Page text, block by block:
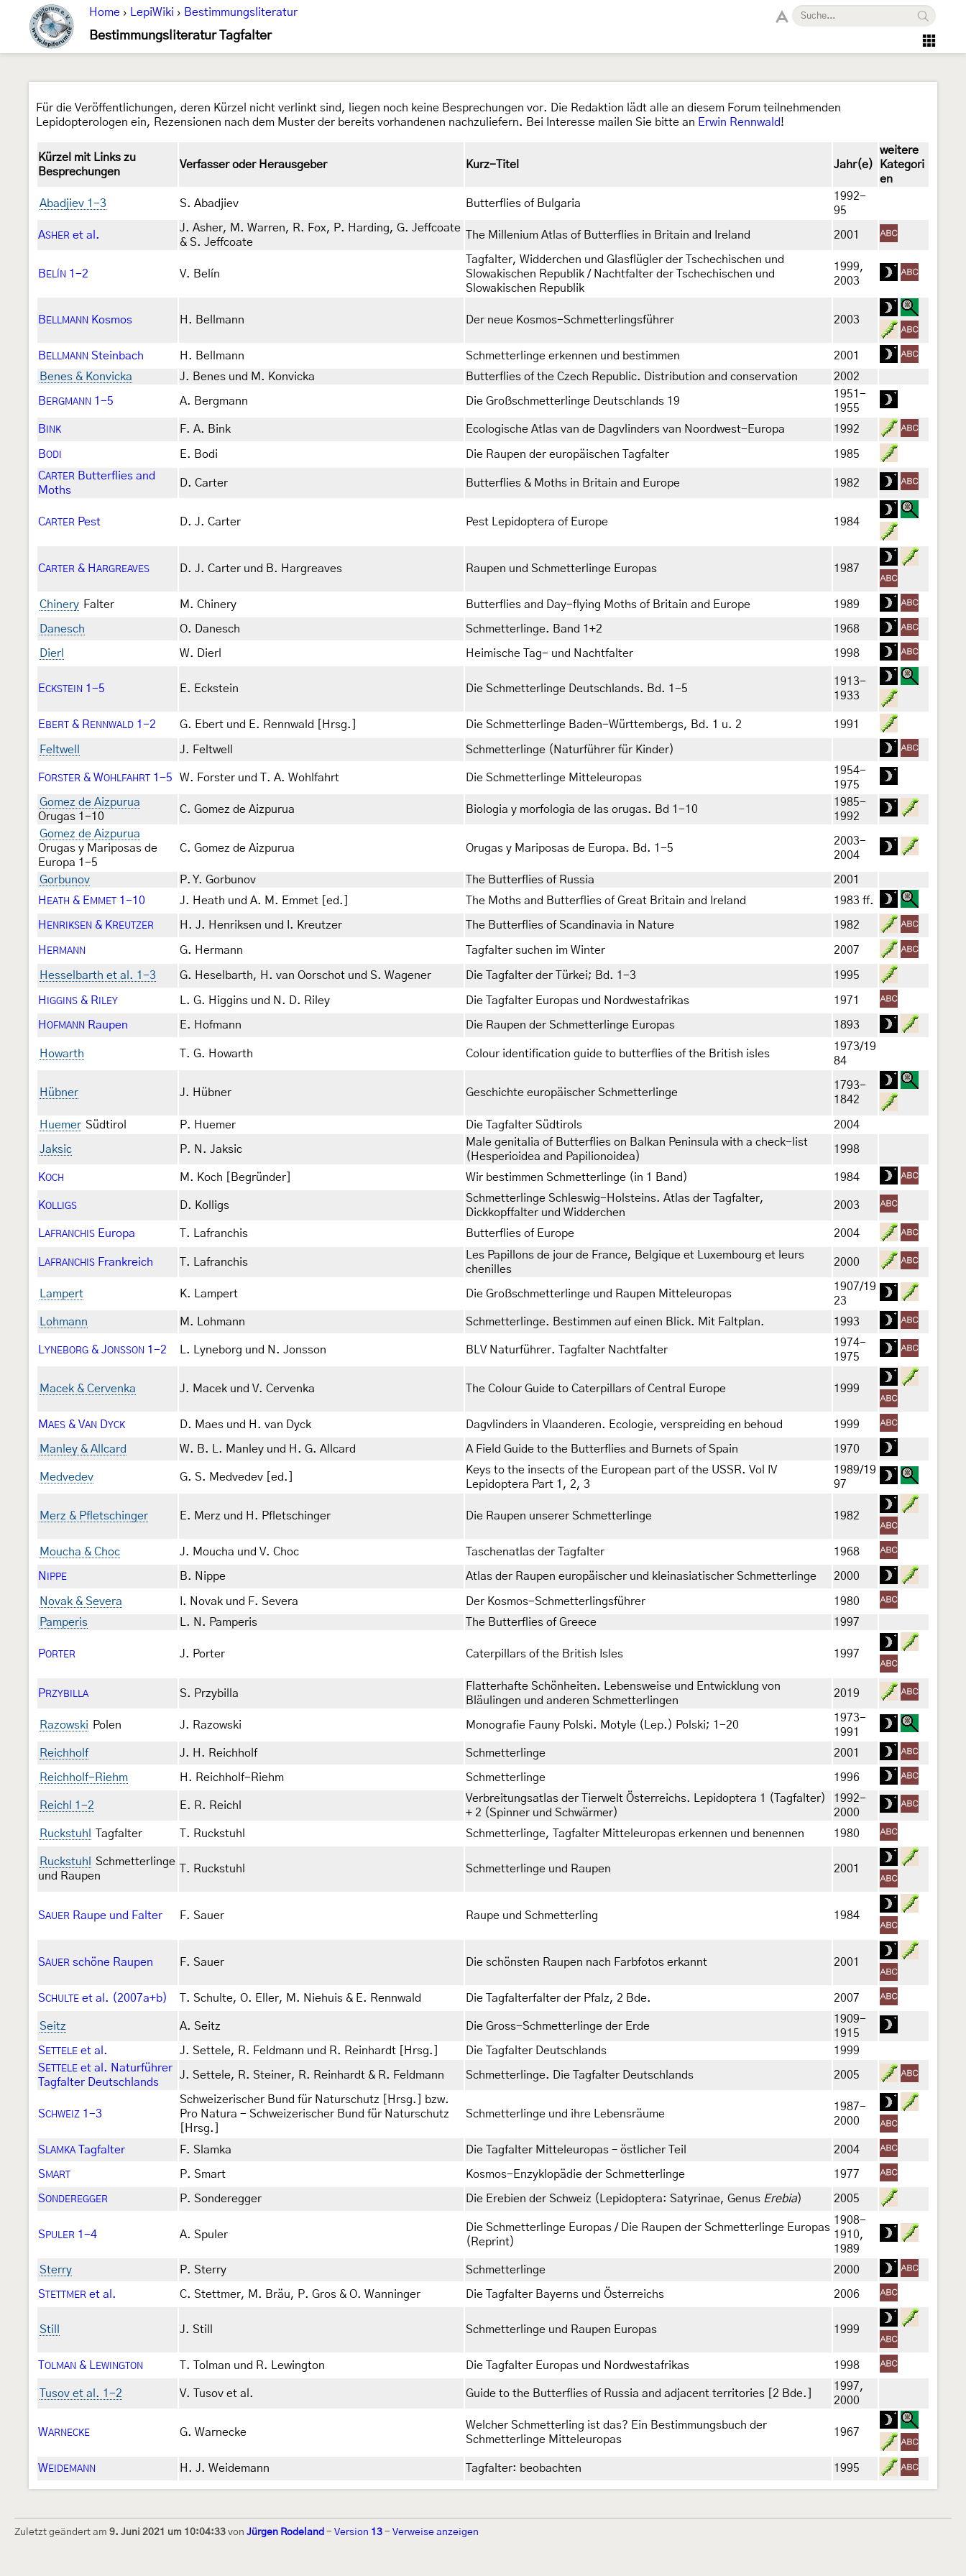
Home › LepiWiki › Bestimmungsliteratur
Bestimmungsliteratur Tagfalter
Für die Veröffentlichungen, deren Kürzel nicht verlinkt sind, liegen noch keine Besprechungen vor. Die Redaktion lädt alle an diesem Forum teilnehmenden
Lepidopterologen ein, Rezensionen nach dem Muster der bereits vorhandenen nachzuliefern. Bei Interesse mailen Sie bitte an Erwin Rennwald!
Kürzel mit Links zu
Besprechungen
Verfasser oder Herausgeber Kurz-Titel Jahr(e)
weitere
Kategori
en
Abadjiev 1-3 S. Abadjiev Butterflies of Bulgaria
1992-
95
ASHER et al.
J. Asher, M. Warren, R. Fox, P. Harding, G. Jeffcoate
& S. Jeffcoate
The Millenium Atlas of Butterflies in Britain and Ireland 2001
B ELÍN 1-2 V. Belín
Tagfalter, Widderchen und Glasflügler der Tschechischen und
Slowakischen Republik / Nachtfalter der Tschechischen und
Slowakischen Republik
1999,
2003
B ELLMANN Kosmos H. Bellmann Der neue Kosmos-Schmetterlingsführer 2003
B ELLMANN Steinbach H. Bellmann Schmetterlinge erkennen und bestimmen
2001
Benes & Konvicka
J. Benes und M. Konvicka Butterflies of the Czech Republic. Distribution and conservation 2002
B ERGMANN 1-5 A. Bergmann Die Großschmetterlinge Deutschlands 19
1951-
1955
B INK F. A. Bink Ecologische Atlas van de Dagvlinders van Noordwest-Europa 1992
BODI E. Bodi Die Raupen der europäischen Tagfalter
1985
CARTER Butterflies and
Moths
D. Carter Butterflies & Moths in Britain and Europe 1982
CARTER Pest D. J. Carter Pest Lepidoptera of Europe 1984
CARTER & H ARGREAVES D. J. Carter und B. Hargreaves Raupen und Schmetterlinge Europas 1987
Chinery Falter M. Chinery Butterflies and Day-flying Moths of Britain and Europe 1989
Danesch O. Danesch Schmetterlinge. Band 1+2 1968
Dierl W. Dierl Heimische Tag- und Nachtfalter 1998
ECKSTEIN 1-5 E. Eckstein Die Schmetterlinge Deutschlands. Bd. 1-5
1913-
1933
E BERT & R ENNWALD 1-2 G. Ebert und E. Rennwald [Hrsg.] Die Schmetterlinge Baden-Württembergs, Bd. 1 u. 2 1991
Feltwell J. Feltwell Schmetterlinge (Naturführer für Kinder)
FORSTER & WOHLFAHRT 1-5 W. Forster und T. A. Wohlfahrt Die Schmetterlinge Mitteleuropas
1954-
1975
Gomez de Aizpurua
Orugas 1-10
C. Gomez de Aizpurua Biologia y morfologia de las orugas. Bd 1-10
1985-
1992
Gomez de Aizpurua
Orugas y Mariposas de
Europa 1-5
C. Gomez de Aizpurua Orugas y Mariposas de Europa. Bd. 1-5
2003-
2004
Gorbunov P. Y. Gorbunov The Butterflies of Russia
2001
H EATH & E MMET 1-10 J. Heath und A. M. Emmet [ed.] The Moths and Butterflies of Great Britain and Ireland 1983 ff.
H ENRIKSEN & KREUTZER H. J. Henriksen und I. Kreutzer The Butterflies of Scandinavia in Nature 1982
H ERMANN G. Hermann Tagfalter suchen im Winter 2007
Hesselbarth et al. 1-3 G. Heselbarth, H. van Oorschot und S. Wagener Die Tagfalter der Türkei; Bd. 1-3 1995
H IGGINS & R ILEY L. G. Higgins und N. D. Riley Die Tagfalter Europas und Nordwestafrikas 1971
H OFMANN Raupen E. Hofmann Die Raupen der Schmetterlinge Europas 1893
Howarth T. G. Howarth Colour identification guide to butterflies of the British isles
1973/19
84
Hübner J. Hübner Geschichte europäischer Schmetterlinge
1793-
1842
Huemer Südtirol P. Huemer Die Tagfalter Südtirols 2004
Jaksic P. N. Jaksic
Male genitalia of Butterflies on Balkan Peninsula with a check-list
(Hesperioidea and Papilionoidea)
1998
KOCH M. Koch [Begründer] Wir bestimmen Schmetterlinge (in 1 Band) 1984
KOLLIGS D. Kolligs
Schmetterlinge Schleswig-Holsteins. Atlas der Tagfalter,
Dickkopffalter und Widderchen
2003
AFRANCHIS Europa T. Lafranchis Butterflies of Europe 2004
AFRANCHIS Frankreich T. Lafranchis
Les Papillons de jour de France, Belgique et Luxembourg et leurs
chenilles
2000
Lampert K. Lampert Die Großschmetterlinge und Raupen Mitteleuropas
1907/19
23
Lohmann
M. Lohmann Schmetterlinge. Bestimmen auf einen Blick. Mit Faltplan. 1993
YNEBORG & JONSSON 1-2 L. Lyneborg und N. Jonsson BLV Naturführer. Tagfalter Nachtfalter
1974-
1975
Macek & Cervenka J. Macek und V. Cervenka The Colour Guide to Caterpillars of Central Europe 1999
MAES & VAN DYCK D. Maes und H. van Dyck Dagvlinders in Vlaanderen. Ecologie, verspreiding en behoud 1999
Manley & Allcard W. B. L. Manley und H. G. Allcard A Field Guide to the Butterflies and Burnets of Spain 1970
Medvedev G. S. Medvedev [ed.]
Keys to the insects of the European part of the USSR. Vol IV
Lepidoptera Part 1, 2, 3
1989/19
97
Merz & Pfletschinger E. Merz und H. Pfletschinger Die Raupen unserer Schmetterlinge 1982
Moucha & Choc J. Moucha und V. Choc Taschenatlas der Tagfalter 1968
N IPPE B. Nippe Atlas der Raupen europäischer und kleinasiatischer Schmetterlinge 2000
Novak & Severa I. Novak und F. Severa Der Kosmos-Schmetterlingsführer
1980
Pamperis
L. N. Pamperis The Butterflies of Greece 1997
PORTER J. Porter Caterpillars of the British Isles 1997
PRZYBILLA S. Przybilla
Flatterhafte Schönheiten. Lebensweise und Entwicklung von
Bläulingen und anderen Schmetterlingen
2019
Razowski Polen J. Razowski Monografie Fauny Polski. Motyle (Lep.) Polski; 1-20
1973-
1991
Reichholf
J. H. Reichholf Schmetterlinge 2001
Reichholf-Riehm H. Reichholf-Riehm Schmetterlinge 1996
Reichl 1-2 E. R. Reichl
Verbreitungsatlas der Tierwelt Österreichs. Lepidoptera 1 (Tagfalter)
+ 2 (Spinner und Schwärmer)
1992-
2000
Ruckstuhl
Tagfalter T. Ruckstuhl Schmetterlinge, Tagfalter Mitteleuropas erkennen und benennen 1980
Ruckstuhl
Schmetterlinge
und Raupen
T. Ruckstuhl Schmetterlinge und Raupen 2001
SAUER Raupe und Falter F. Sauer Raupe und Schmetterling 1984
SAUER schöne Raupen F. Sauer Die schönsten Raupen nach Farbfotos erkannt 2001
SCHULTE et al. (2007a+b) T. Schulte, O. Eller, M. Niehuis & E. Rennwald Die Tagfalterfalter der Pfalz, 2 Bde. 2007
Seitz A. Seitz Die Gross-Schmetterlinge der Erde
1909-
1915
S ETTELE et al. J. Settele, R. Feldmann und R. Reinhardt [Hrsg.] Die Tagfalter Deutschlands
1999
S ETTELE et al. Naturführer
Tagfalter Deutschlands
J. Settele, R. Steiner, R. Reinhardt & R. Feldmann Schmetterlinge. Die Tagfalter Deutschlands 2005
SCHWEIZ 1-3
Schweizerischer Bund für Naturschutz [Hrsg.] bzw.
Pro Natura - Schweizerischer Bund für Naturschutz
[Hrsg.]
Schmetterlinge und ihre Lebensräume
1987-
2000
S LAMKA Tagfalter F. Slamka Die Tagfalter Mitteleuropas – östlicher Teil 2004
S MART P. Smart Kosmos-Enzyklopädie der Schmetterlinge 1977
SONDEREGGER P. Sonderegger Die Erebien der Schweiz (Lepidoptera: Satyrinae, Genus Erebia) 2005
S PULER 1-4 A. Spuler
Die Schmetterlinge Europas / Die Raupen der Schmetterlinge Europas
(Reprint)
1908-
1910,
1989
Sterry
P. Sterry Schmetterlinge 2000
S TETTMER et al. C. Stettmer, M. Bräu, P. Gros & O. Wanninger Die Tagfalter Bayerns und Österreichs 2006
Still J. Still Schmetterlinge und Raupen Europas 1999
OLMAN & L EWINGTON T. Tolman und R. Lewington Die Tagfalter Europas und Nordwestafrikas 1998
Tusov et al. 1-2 V. Tusov et al. Guide to the Butterflies of Russia and adjacent territories [2 Bde.]
1997,
2000
WARNECKE G. Warnecke
Welcher Schmetterling ist das? Ein Bestimmungsbuch der
Schmetterlinge Mitteleuropas
1967
W EIDEMANN H. J. Weidemann Tagfalter: beobachten 1995
Zuletzt geändert am 9. Juni 2021 um 10:04:33 von Jürgen Rodeland - Version 13 - Verweise anzeigen